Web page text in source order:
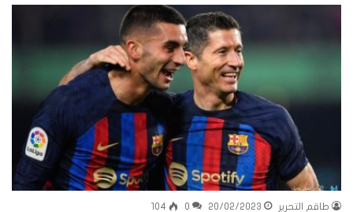
طاقم التحرير 20/02/2023
0
104